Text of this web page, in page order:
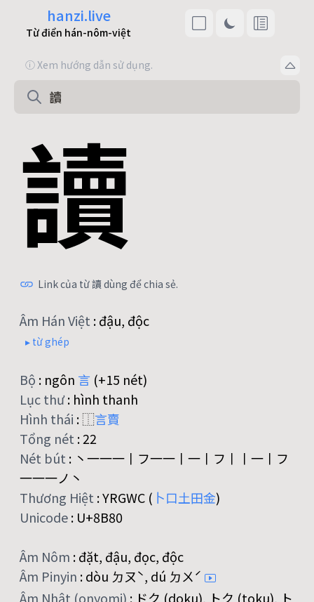
hanzi.live
Từ điển hán-nôm-việt
ⓘ Xem hướng dẫn sử dụng.
讀
Link của từ 讀 dùng để chia sẻ.
Âm Hán Việt :đậu, độc
▸ từ ghép
Bộ : ngôn 言 (+15 nét)
Lục thư: hình thanh
Hình thái :⿰言賣
Tổng nét :22
Nét bút : 丶一一一丨フ一一丨一丨フ丨丨一丨フ
一一一ノ丶
Thương Hiệt :YRGWC ( 卜口土田金)
Unicode: U+8B80
Âm Nôm :đặt, đậu, đọc, độc
Âm Pinyin :dòu ㄉㄡˋ, dú ㄉㄨˊ
Âm Nhật (onyomi) : ドク (doku), トク (toku), ト